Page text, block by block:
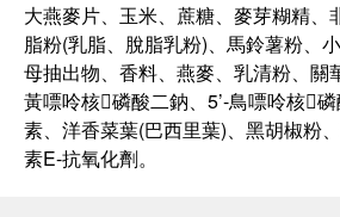
大燕麥片、玉米、蔗糖、麥芽糊精、
脂粉(乳脂、脫脂乳粉)、馬鈴薯粉、
母抽出物、香料、燕麥、乳清粉、關
黃嘌呤核磷酸二鈉、5’-鳥嘌呤核
素、洋香菜葉(巴西里葉)、黑胡椒粉
素E-抗氧化劑。